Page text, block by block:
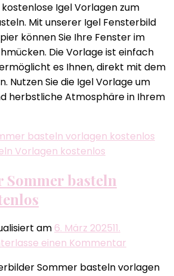
Igel
Vorlage
kostenlos
kostenlose Igel Vorlagen zum
Mit unserer Igel Fensterbild
können Sie Ihre Fenster im
Die Vorlage ist einfach
es Ihnen, direkt mit dem
Nutzen Sie die Igel Vorlage um
herbstliche Atmosphäre in Ihrem
Vorlagen kostenlos
basteln
am 6. März 202511.
einen Kommentar
Sommer
Sommer basteln vorlagen